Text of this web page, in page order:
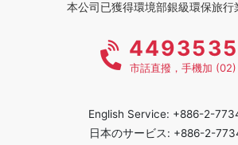
本公司已獲得環境部銀級環保旅行
4493535
市話直撥，手機加 (02)
English Service: +886-2-
日本のサービス: +886-2-